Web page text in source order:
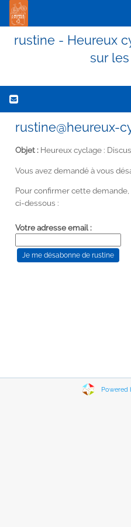
rustine - Heureux
sur
rustine@heureux-
Objet : Heureux cyclage :
Vous avez demandé à vous
Pour confirmer cette
ci-dessous :
Votre adresse email :
Powered